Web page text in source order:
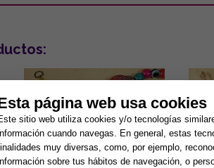
página web usa cookies
sitio web utiliza cookies y/o tecnologías
cuando navegas. En general, estas
muy diversas, como, por ejemplo,
sobre tus hábitos de navegación, o